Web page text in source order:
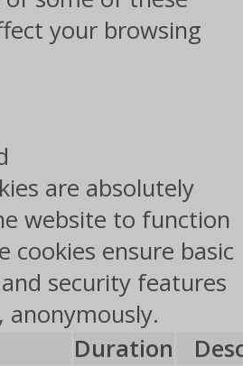
your browsing
are absolutely
website to function
cookies ensure basic
security features
Duration